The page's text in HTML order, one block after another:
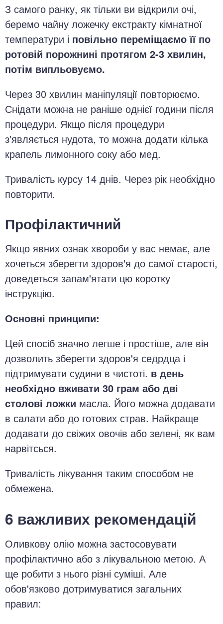
З самого ранку, як тільки ви відкрили очі,
беремо чайну ложечку екстракту кімнатної
температури і повільно переміщаємо її по
ротовій порожнині протягом 2-3 хвилин,
потім випльовуємо.
Через 30 хвилин маніпуляції повторюємо.
Снідати можна не раніше однієї години після
процедури. Якщо після процедури
з'являється нудота, то можна додати кілька
крапель лимонного соку або мед.
Тривалість курсу 14 днів. Через рік необхідно
повторити.
Профілактичний
Якщо явних ознак хвороби у вас немає, але
хочеться зберегти здоров'я до самої старості,
доведеться запам'ятати цю коротку
інструкцію.
Основні принципи:
Цей спосіб значно легше і простіше, але він
дозволить зберегти здоров'я седрдца і
підтримувати судини в чистоті. в день
необхідно вживати 30 грам або дві
столові ложки масла. Його можна додавати
в салати або до готових страв. Найкраще
додавати до свіжих овочів або зелені, як вам
нарвітсься.
Тривалість лікування таким способом не
обмежена.
6 важливих рекомендацій
Оливкову олію можна застосовувати
профілактично або з лікувальною метою. А
ще робити з нього різні суміші. Але
обов'язково дотримуватися загальних
правил: